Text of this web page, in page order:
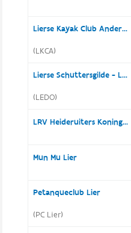
Lierse Kayak Club Anderstad
(LKCA)
Lierse Schuttersgilde - Ledo
(LEDO)
LRV Heideruiters Koningshooikt
Mun Mu Lier
Petanqueclub Lier
(PC Lier)